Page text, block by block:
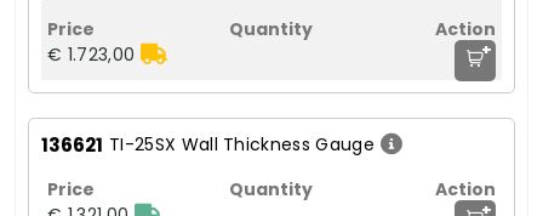
€ 1.723,00 +
136621 TI-25SX Wall Thickness Gauge
+